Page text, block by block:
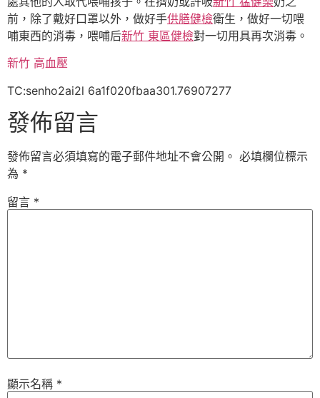
前，除了戴好口罩以外，做好手供膳健檢衛生，做好一切喂
哺東西的消毒，喂哺后新竹 東區健檢對一切用具再次消毒。
新竹 高血壓
TC:senho2ai2l 6a1f020fbaa301.76907277
發佈留言
發佈留言必須填寫的電子郵件地址不會公開。 必填欄位標示
為 *
留言 *
顯示名稱 *